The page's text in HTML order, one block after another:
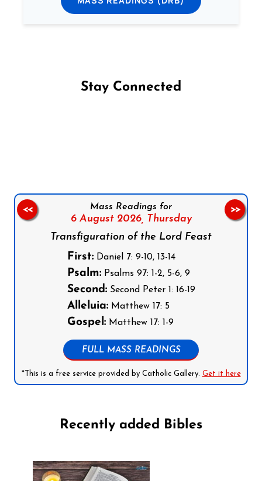
Stay Connected
Mass Readings for
6 August 2026,
Thursday
Transfiguration of the Lord Feast
First:Daniel 7: 9-10, 13-14
Psalm:Psalms 97: 1-2, 5-6, 9
Second:Second Peter 1: 16-19
Alleluia:Matthew 17: 5
Gospel:Matthew 17: 1-9
FULL MASS READINGS
*This is a free service provided by Catholic Gallery. Get it here
<< >>
Recently added Bibles